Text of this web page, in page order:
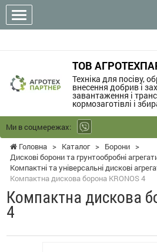
ТОВ
Техніка для посіву,
внесення добрив і
завантаження і
кормозаготівлі і
Ми в соцмережах:
Головна > Каталог > Борони >
Дискові борони та грунтообробні
Компактні та універсальні дискові
Компактна дискова борона KRONOS 4
Компактна дискова
4